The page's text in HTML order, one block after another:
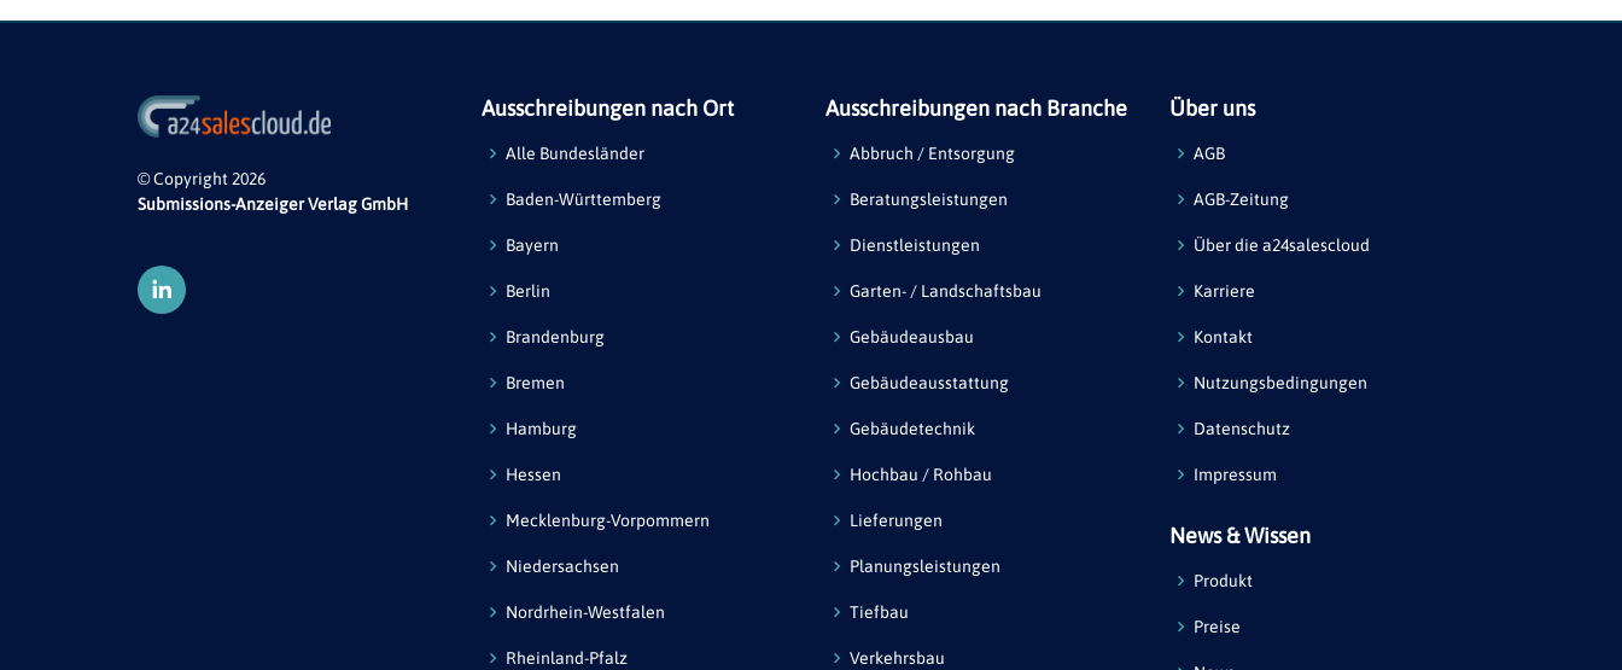
© Copyright 2026
Submissions-Anzeiger Verlag GmbH
Ausschreibungen nach Ort
Alle Bundesländer
Baden-Württemberg
Bayern
Berlin
Brandenburg
Bremen
Hamburg
Hessen
Mecklenburg-Vorpommern
Niedersachsen
Nordrhein-Westfalen
Rheinland-Pfalz
Ausschreibungen nach Branche
Abbruch / Entsorgung
Beratungsleistungen
Dienstleistungen
Garten- / Landschaftsbau
Gebäudeausbau
Gebäudeausstattung
Gebäudetechnik
Hochbau / Rohbau
Lieferungen
Planungsleistungen
Tiefbau
Verkehrsbau
Über uns
AGB
AGB-Zeitung
Über die a24salescloud
Karriere
Kontakt
Nutzungsbedingungen
Datenschutz
Impressum
News & Wissen
Produkt
Preise